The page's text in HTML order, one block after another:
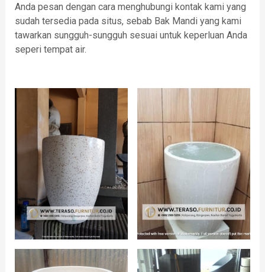
Anda pesan dengan cara menghubungi kontak kami yang
sudah tersedia pada situs, sebab Bak Mandi yang kami
tawarkan sungguh-sungguh sesuai untuk keperluan Anda
seperi tempat air.